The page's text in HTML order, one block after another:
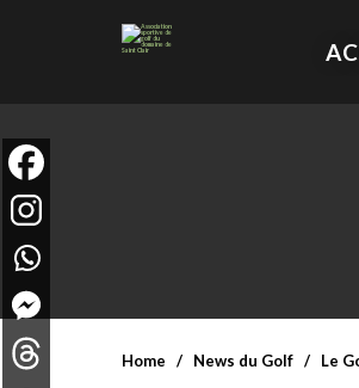
Home News du Golf Le